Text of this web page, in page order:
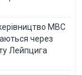
МВС
через
Лейпцига